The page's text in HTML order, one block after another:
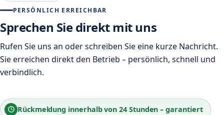
PERSÖNLICH ERREICHBAR
Sprechen Sie direkt mit uns
Rufen Sie uns an oder schreiben Sie eine kurze Nachricht.
Sie erreichen direkt den Betrieb – persönlich, schnell und
verbindlich.
Rückmeldung innerhalb von24 Stunden – garantiert